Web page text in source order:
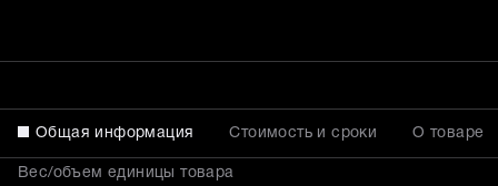
Общая информация Стоимость и сроки О товаре
Вес/объем единицы товара